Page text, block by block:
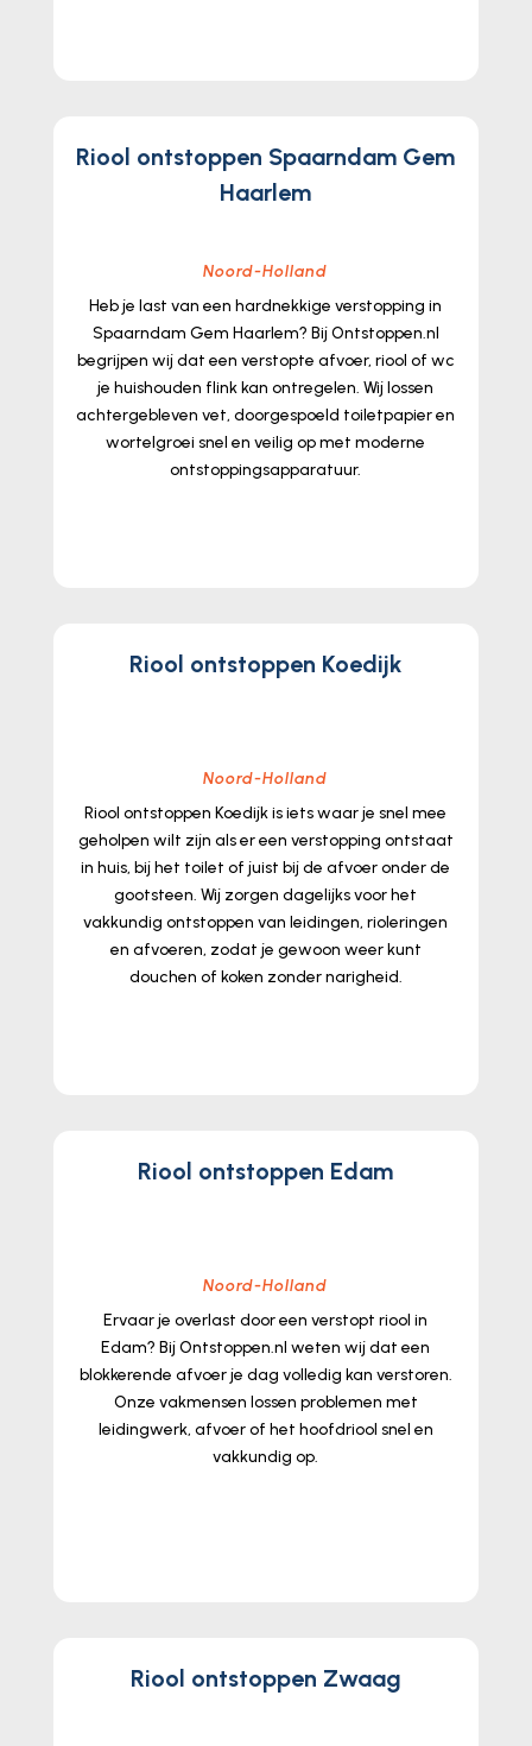
Riool ontstoppen Spaarndam Gem
Haarlem
Noord-Holland
Heb je last van een hardnekkige verstopping in
Spaarndam Gem Haarlem? Bij Ontstoppen.​nl
begrijpen wij dat een verstopte afvoer, riool of wc
je huishouden flink kan ontregelen.​ Wij lossen
achtergebleven vet, doorgespoeld toiletpapier en
wortelgroei snel en veilig op met moderne
ontstoppingsapparatuur.​
Riool ontstoppen Koedijk
Noord-Holland
Riool ontstoppen Koedijk is iets waar je snel mee
geholpen wilt zijn als er een verstopping ontstaat
in huis, bij het toilet of juist bij de afvoer onder de
gootsteen.​ Wij zorgen dagelijks voor het
vakkundig ontstoppen van leidingen, rioleringen
en afvoeren, zodat je gewoon weer kunt
douchen of koken zonder narigheid.​
Riool ontstoppen Edam
Noord-Holland
Ervaar je overlast door een verstopt riool in
Edam? Bij Ontstoppen.​nl weten wij dat een
blokkerende afvoer je dag volledig kan verstoren.​
Onze vakmensen lossen problemen met
leidingwerk, afvoer of het hoofdriool snel en
vakkundig op.​
Riool ontstoppen Zwaag